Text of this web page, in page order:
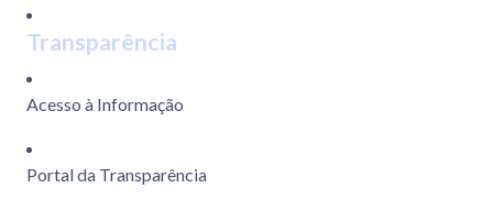
Transparência
Acesso à Informação
Portal da Transparência